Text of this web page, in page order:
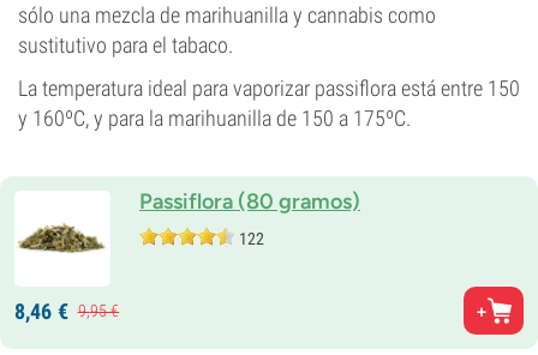
sólo una mezcla de marihuanilla y cannabis como
sustitutivo para el tabaco.
La temperatura ideal para vaporizar passiflora está entre 150
y 160ºC, y para la marihuanilla de 150 a 175ºC.
Passiflora (80 gramos)
122
8,46 € 9,95€